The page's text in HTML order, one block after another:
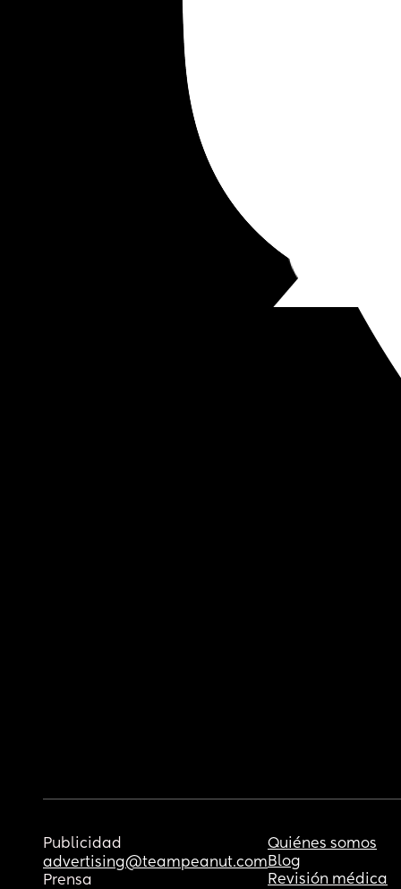
Publicidad
advertising@teampeanut.com
Prensa
Quiénes somos
Blog
Revisión médica